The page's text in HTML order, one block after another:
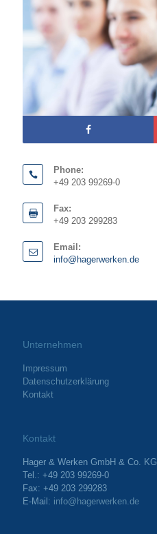
Phone:
+49 203 99269-0
Fax:
+49 203 299283
Email:
info@hagerwerken.de
Unternehmen
Impressum
Datenschutzerklärung
Kontakt
Kontakt
Hager & Werken GmbH & Co. KG
Tel.: +49 203 99269-0
Fax: +49 203 299283
E-Mail: info@hagerwerken.de